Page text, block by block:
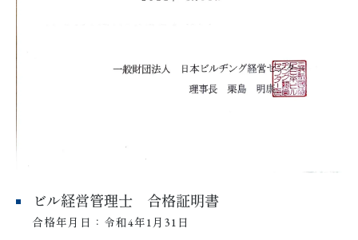
ビル経営管理士 合格証明書
合格年月日：令和4年1月31日